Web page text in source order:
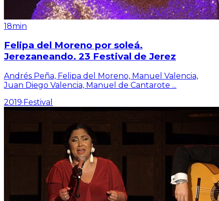
18min
Felipa del Moreno por soleá.
Jerezaneando. 23 Festival de Jerez
Andrés Peña, Felipa del Moreno, Manuel Valencia,
Juan Diego Valencia, Manuel de Cantarote ...
2019·Festival